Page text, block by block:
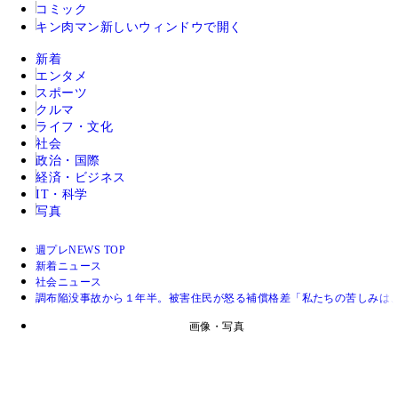
コミック
キン肉マン 新しいウィンドウで開く
新着
エンタメ
スポーツ
クルマ
ライフ・文化
社会
政治・国際
経済・ビジネス
IT・科学
写真
週プレNEWS TOP
新着ニュース
社会ニュース
調布陥没事故から１年半。被害住民が怒る補償格差「私たちの苦しみは
画像・写真